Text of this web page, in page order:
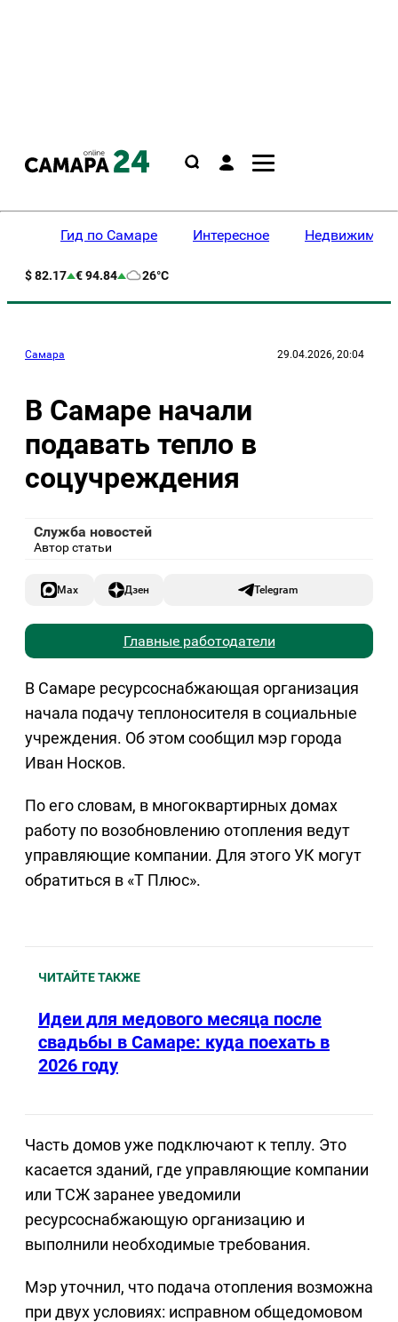
Гид по Самаре Интересное
$ 82.17 € 94.84 26°C
Самара 29.04.2026, 20:04
В Самаре начали
подавать тепло в
соцучреждения
Служба новостей
Автор статьи
Max Дзен Telegram
Главные работодатели
В Самаре ресурсоснабжающая организация
начала подачу теплоносителя в социальные
учреждения. Об этом сообщил мэр города
Иван Носков.
По его словам, в многоквартирных домах
работу по возобновлению отопления ведут
управляющие компании. Для этого УК могут
обратиться в «Т Плюс».
ЧИТАЙТЕ ТАКЖЕ
Идеи для медового месяца после
свадьбы в Самаре: куда поехать в
2026 году
Часть домов уже подключают к теплу. Это
касается зданий, где управляющие компании
или ТСЖ заранее уведомили
ресурсоснабжающую организацию и
выполнили необходимые требования.
Мэр уточнил, что подача отопления возможна
при двух условиях: исправном общедомовом